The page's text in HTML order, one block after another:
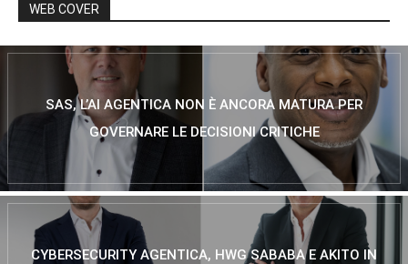
WEB COVER
SAS, L’AI AGENTICA NON È ANCORA MATURA PER
GOVERNARE LE DECISIONI CRITICHE
CYBERSECURITY AGENTICA, HWG SABABA E AKITO IN